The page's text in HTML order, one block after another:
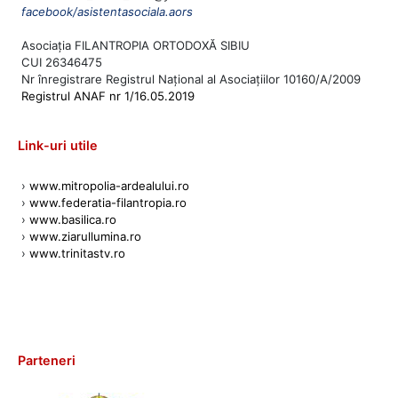
facebook/asistentasociala.aors
Asociația FILANTROPIA ORTODOXĂ SIBIU
CUI 26346475
Nr înregistrare Registrul Național al Asociațiilor 10160/A/2009
Registrul ANAF nr 1/16.05.2019
Link-uri utile
› www.mitropolia-ardealului.ro
› www.federatia-filantropia.ro
› www.basilica.ro
› www.ziarullumina.ro
› www.trinitastv.ro
Parteneri